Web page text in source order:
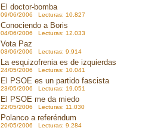
El doctor-bomba
09/06/2006 Lecturas: 10.827
Conociendo a Boris
04/06/2006 Lecturas: 12.033
Vota Paz
03/06/2006 Lecturas: 9.914
La esquizofrenia es de izquierdas
24/05/2006 Lecturas: 10.041
El PSOE es un partido fascista
23/05/2006 Lecturas: 19.051
El PSOE me da miedo
22/05/2006 Lecturas: 11.030
Polanco a referéndum
20/05/2006 Lecturas: 9.284